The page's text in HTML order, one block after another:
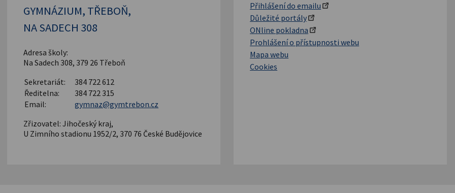
GYMNÁZIUM, TŘEBOŇ,
NA SADECH 308
Adresa školy:
Na Sadech 308, 379 26 Třeboň
Sekretariát:
384 722 612
Ředitelna:
384 722 315
Email:
gymnaz@gymtrebon.cz
Zřizovatel: Jihočeský kraj,
U Zimního stadionu 1952/2, 370 76 České Budějovice
Přihlášení do emailu
Důležité portály
ONline pokladna
Prohlášení o přístupnosti webu
Mapa webu
Cookies